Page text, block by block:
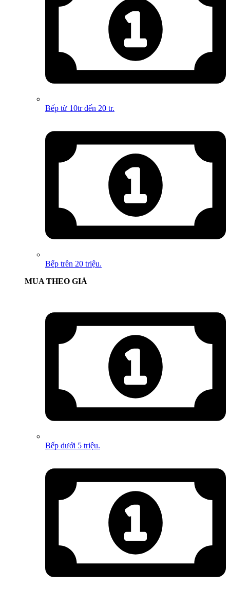
Bếp từ 10tr đến 20 tr.
Bếp trên 20 triệu.
MUA THEO GIÁ
Bếp dưới 5 triệu.